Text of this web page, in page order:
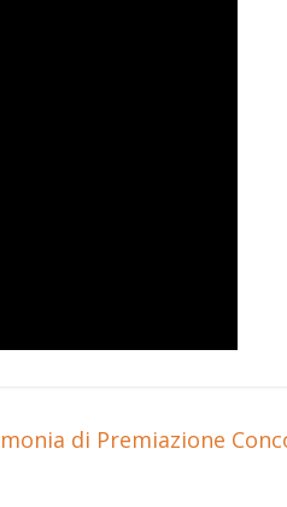
di Premiazione